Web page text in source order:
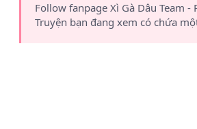
Follow fanpage Xì Gà Dâu Team
Truyện bạn đang xem có chứa